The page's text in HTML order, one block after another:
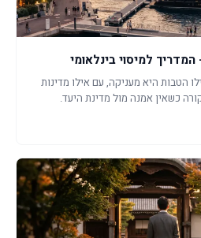
למיסוי בינלאומי
הטבות היא מעניקה, עם אילו מדינות
כשאין אמנה מול מדינת היעד.